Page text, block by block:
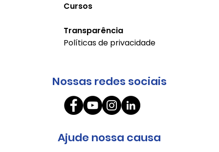
Nossas redes sociais
Ajude nossa causa
Cursos
Transparência
Políticas de privacidade